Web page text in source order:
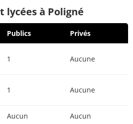
lycées à Poligné
Publics Privés
1 Aucune
1 Aucune
Aucun Aucun